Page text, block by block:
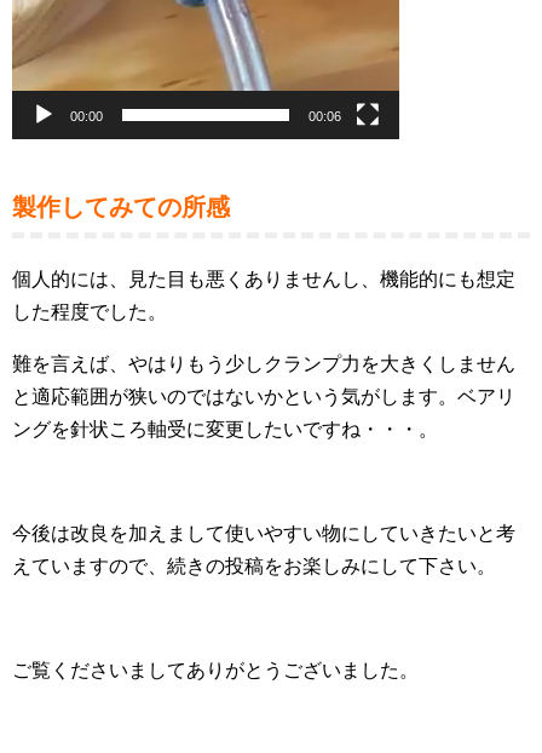
00:00 00:06
製作してみての所感
個人的には、見た目も悪くありませんし、機能的にも想定
した程度でした。
難を言えば、やはりもう少しクランプ力を大きくしません
と適応範囲が狭いのではないかという気がします。ベアリ
ングを針状ころ軸受に変更したいですね・・・。
今後は改良を加えまして使いやすい物にしていきたいと考
えていますので、続きの投稿をお楽しみにして下さい。
ご覧くださいましてありがとうございました。